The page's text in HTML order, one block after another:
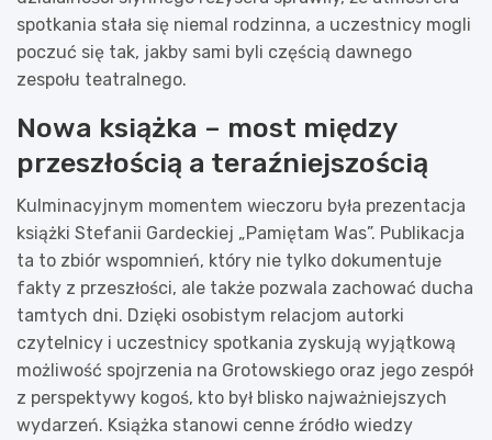
spotkania stała się niemal rodzinna, a uczestnicy mogli
poczuć się tak, jakby sami byli częścią dawnego
zespołu teatralnego.
Nowa książka – most między
przeszłością a teraźniejszością
Kulminacyjnym momentem wieczoru była prezentacja
książki Stefanii Gardeckiej „Pamiętam Was”. Publikacja
ta to zbiór wspomnień, który nie tylko dokumentuje
fakty z przeszłości, ale także pozwala zachować ducha
tamtych dni. Dzięki osobistym relacjom autorki
czytelnicy i uczestnicy spotkania zyskują wyjątkową
możliwość spojrzenia na Grotowskiego oraz jego zespół
z perspektywy kogoś, kto był blisko najważniejszych
wydarzeń. Książka stanowi cenne źródło wiedzy